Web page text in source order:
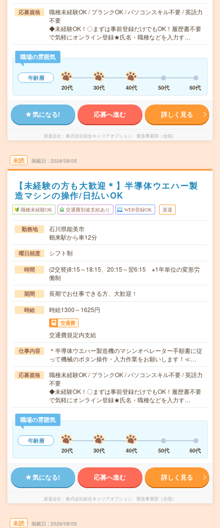
応募資格
職種未経験OK / ブランクOK / パソコンスキル不要 / 英語力
不要
◆未経験OK！〇まずは事前登録だけでもOK！履歴書不要
で気軽にオンライン登録★氏名・職種などを入力す…
職場の雰囲気
年齢層
20代
30代 40代 50代 60代
気になる! 応募へ進む 詳しく見る
派遣会社 株式会社綜合キャリアオプション 製造事業部（全国）
未読 掲載日 2026/08/05
【未経験の方も大歓迎＊】半導体ウエハー製
造マシンの操作/日払いOK
職種未経験OK 交通費別途支給あり WEB登録OK 派遣
勤務地
石川県能美市
鶴来駅から車12分
曜日頻度 シフト制
時間
(2交替)8:15～18:15、20:15～翌6:15 ※1年単位の変形労
働制
期間 長期でお仕事できる方、大歓迎！
時給 時給1300～1625円
交通費
交通費規定内支給
仕事内容
＊半導体ウエハー製造機のマシンオペレーター手順書に従
って機械のボタン操作・入力作業をお願いします！≪…
応募資格
職種未経験OK / ブランクOK / パソコンスキル不要 / 英語力
不要
◆未経験OK！〇まずは事前登録だけでもOK！履歴書不要
で気軽にオンライン登録★氏名・職種などを入力す…
職場の雰囲気
年齢層
20代
30代 40代 50代 60代
気になる! 応募へ進む 詳しく見る
派遣会社 株式会社綜合キャリアオプション 製造事業部（全国）
未読 掲載日 2026/08/05